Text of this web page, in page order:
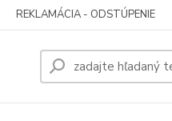
REKLAMÁCIA - ODSTÚPENIE